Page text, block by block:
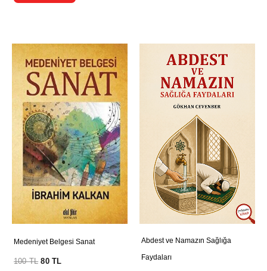
Medeniyet Belgesi Sanat
100TL 80TL
Abdest ve Namazın Sağlığa
Faydaları